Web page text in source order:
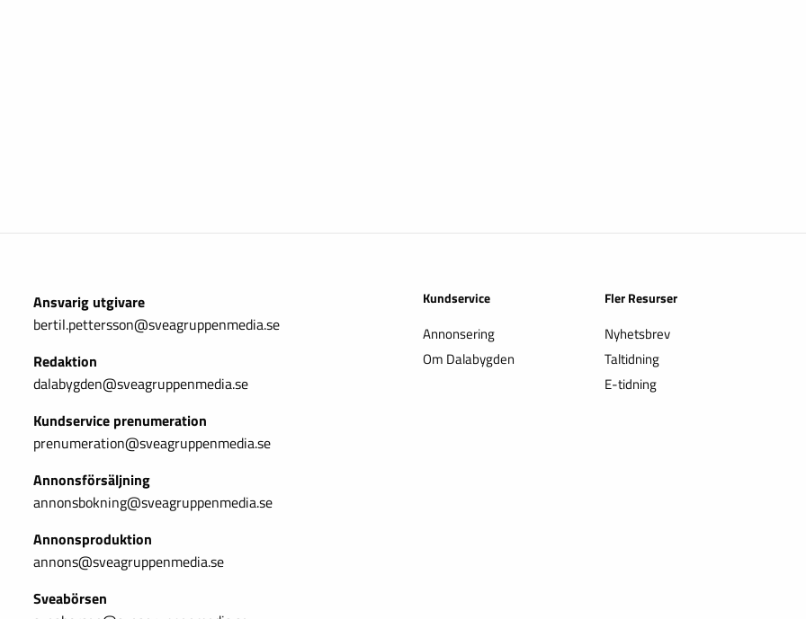
Ansvarig utgivare
bertil.pettersson@sveagruppenmedia.se
Redaktion
dalabygden@sveagruppenmedia.se
Kundservice prenumeration
prenumeration@sveagruppenmedia.se
Annonsförsäljning
annonsbokning@sveagruppenmedia.se
Annonsproduktion
annons@sveagruppenmedia.se
Sveabörsen
Kundservice
Annonsering
Om Dalabygden
Fler Resurser
Nyhetsbrev
Taltidning
E-tidning